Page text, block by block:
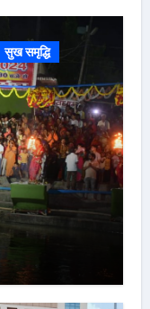
सुख समृद्धि